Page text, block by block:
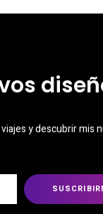
y descubrir mis